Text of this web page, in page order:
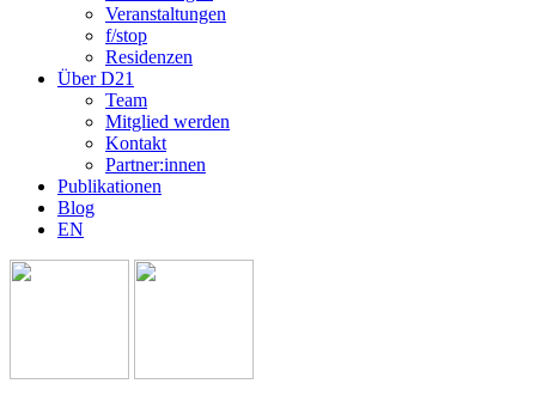
Veranstaltungen
f/stop
Residenzen
Über D21
Team
Mitglied werden
Kontakt
Partner:innen
Publikationen
Blog
EN